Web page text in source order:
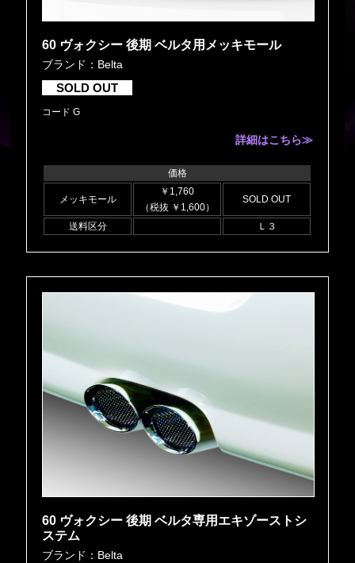
60 ヴォクシー 後期 ベルタ用メッキモール
ブランド：Belta
SOLD OUT
コード G
詳細はこちら≫
価格
メッキモール
￥1,760
（税抜 ￥1,600）
SOLD OUT
送料区分 Ｌ３
60 ヴォクシー 後期 ベルタ専用エキゾーストシ
ステム
ブランド：Belta